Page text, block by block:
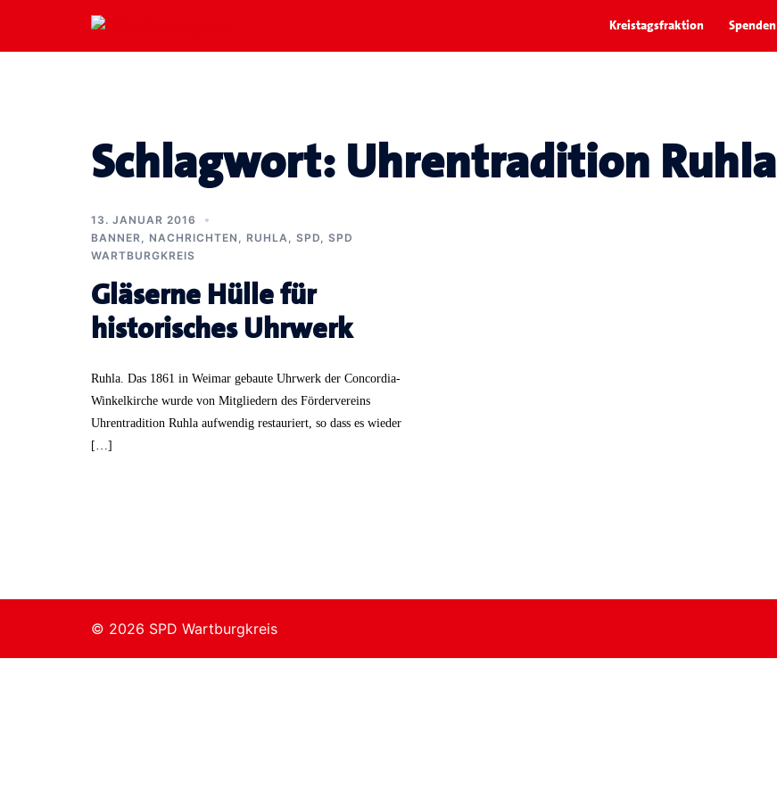
springen
Kreistagsfraktion Spenden
Schlagwort: Uhrentradition Ruhla
13. JANUAR 2016
BANNER
NACHRICHTEN RUHLA SPD
SPD
WARTBURGKREIS
Gläserne Hülle für
historisches Uhrwerk
Ruhla. Das 1861 in Weimar gebaute Uhrwerk der Concordia-
Winkelkirche wurde von Mitgliedern des Fördervereins
Uhrentradition Ruhla aufwendig restauriert, so dass es wieder
[…]
© 2026 SPD Wartburgkreis